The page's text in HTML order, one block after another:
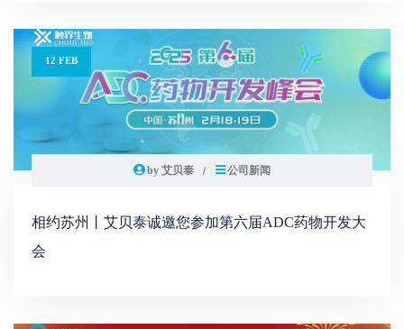
12 FEB
by 艾贝泰 公司新闻
相约苏州丨艾贝泰诚邀您参加第六届ADC药物开发大
会